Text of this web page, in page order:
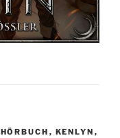
HÖRBUCH , KENLYN ,